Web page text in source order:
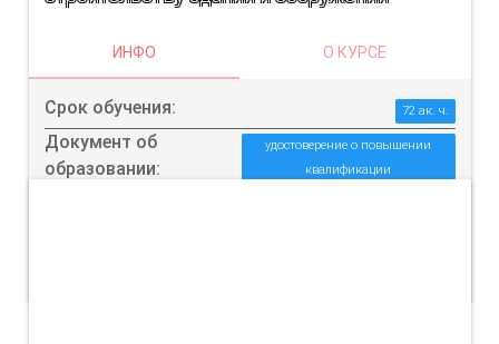
ИНФО О КУРСЕ
Срок обучения: 72 ак. ч.
Документ об
образовании:
удостоверение о повышении
квалификации